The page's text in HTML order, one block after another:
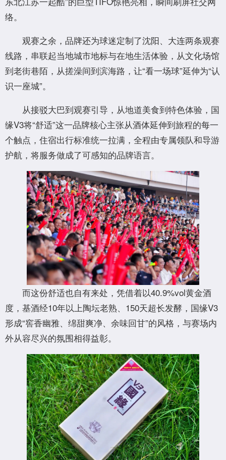
络。
观赛之余，品牌还为球迷定制了沈阳、大连两条观赛
线路，串联起当地城市地标与在地生活体验，从文化场馆
到老街巷陌，从搓澡间到滨海路，让“看一场球”延伸为“认
识一座城”。
从接驳大巴到观赛引导，从地道美食到特色体验，国
缘V3将“舒适”这一品牌核心主张从酒体延伸到旅程的每一
个触点，住宿出行标准统一拉满，全程由专属领队和导游
护航，将服务做成了可感知的品牌语言。
而这份舒适也自有来处，凭借着以40.9%vol黄金酒
度，基酒经10年以上陶坛老熟、150天超长发酵，国缘V3
形成“窖香幽雅、绵甜爽净、余味回甘”的风格，与赛场内
外从容尽兴的氛围相得益彰。